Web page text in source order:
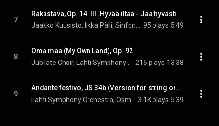
7
Rakastava, Op. 14: III. Hyvää iltaa - Jaa hyvästi
95 plays 5:49
8
Oma maa (My Own Land), Op. 92
215 plays 13:38
9
Andante festivo, JS 34b (Version for string orchestra and timpani)
3.1K plays 5:39